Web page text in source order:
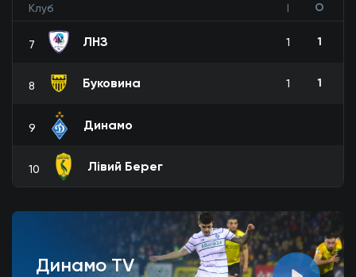
Клуб І О
7 ЛНЗ 1 1
8 Буковина 1 1
9 Динамо
10 Лівий Берег
Динамо TV